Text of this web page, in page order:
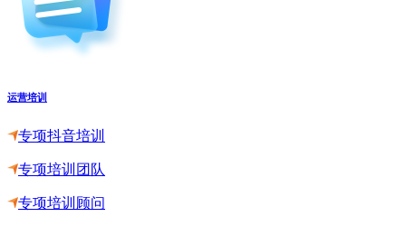
运营培训
专项抖音培训
专项培训团队
专项培训顾问